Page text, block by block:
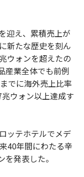
迎え、累積売上が
新たな歴史を刻ん
ウォンを超えたの
産業全体でも前例
でに海外売上比率
ウォン以上達成す
ッテホテルでメデ
40年間にわたる辛
発表した。